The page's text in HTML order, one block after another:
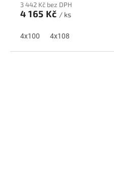
3 442 Kč bez DPH
4 165 Kč / ks
4x100 4x108